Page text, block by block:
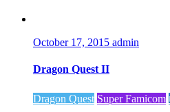
October 17, 2015 admin
Dragon Quest II
Dragon Quest Super Famicom